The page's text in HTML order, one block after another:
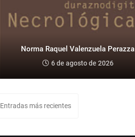
Norma Raquel Valenzuela Perazza
6 de agosto de 2026
Entradas más recientes